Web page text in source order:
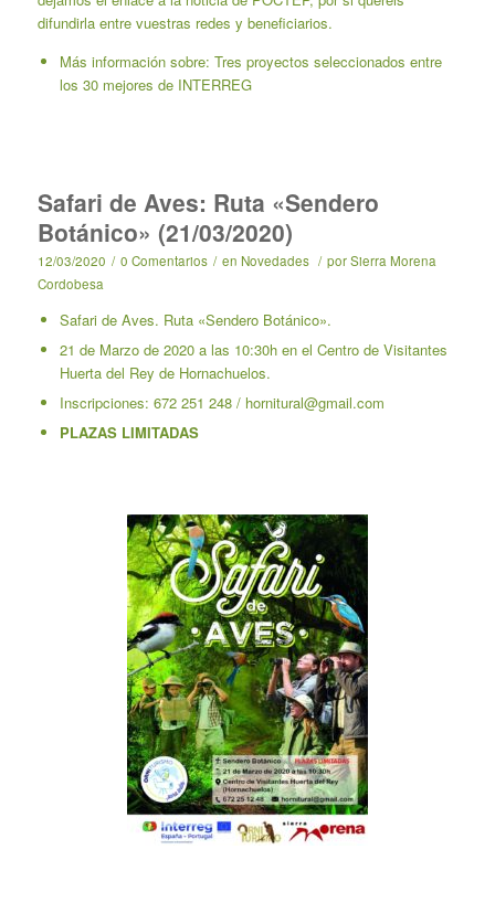
difundirla entre vuestras redes y beneficiarios.
Más información sobre: Tres proyectos seleccionados entre
los 30 mejores de INTERREG
Safari de Aves: Ruta «Sendero
Botánico» (21/03/2020)
12/03/2020 / 0 Comentarios / en Novedades / porSierra Morena
Cordobesa
Safari de Aves. Ruta «Sendero Botánico».
21 de Marzo de 2020 a las 10:30h en el Centro de Visitantes
Huerta del Rey de Hornachuelos.
Inscripciones: 672 251 248 / hornitural@gmail.com
PLAZAS LIMITADAS